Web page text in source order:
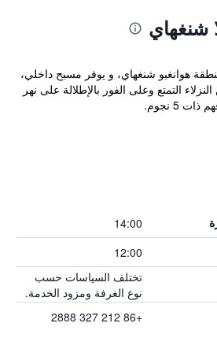
شنغهاي
هوانغبو شنغهاي، و يوفر مسبح داخلي،
التمتع وعلى الفور بالإطلالة على نهر
5 نجوم.
14:00
12:00
تختلف السياسات حسب
نوع الغرفة ومزود الخدمة.
+86 212 327 2888